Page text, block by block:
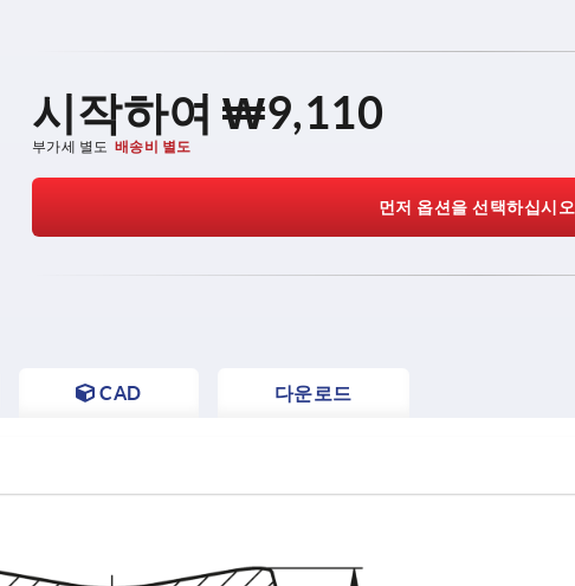
시작하여₩9,110
부가세 별도 배송비 별도
먼저 옵션을 선택하십시오
CAD 다운로드